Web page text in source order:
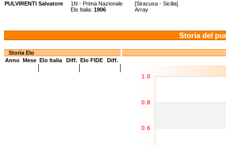
PULVIRENTI Salvatore
1N - Prima Nazionale [Siracusa - Sicilia]
Elo Italia: 1906 Array
Storia del
Storia Elo
Anno Mese Elo Italia Diff. Elo FIDE Diff.